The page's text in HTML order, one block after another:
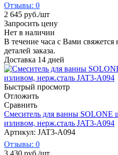
Отзывы: 0
2 645 руб./шт
Запросить цену
Нет в наличии
В течение часа с Вами
деталей заказа.
Доставка 14 дней
Быстрый просмотр
Отложить
Сравнить
Смеситель для ванны SOLONE
изливом, нерж.сталь JAT3-A094
Артикул: JAT3-A094
Отзывы: 0
3 430 руб. /шт